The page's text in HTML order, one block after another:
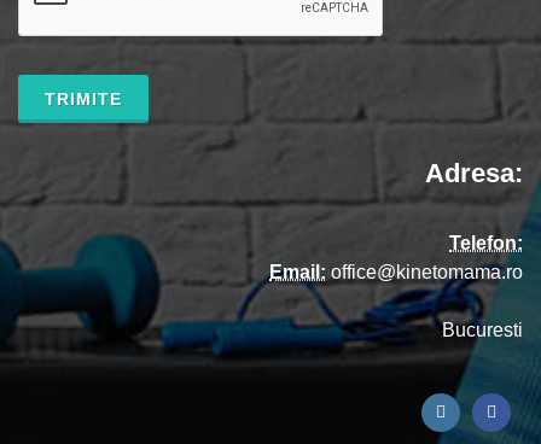
TRIMITE
Adresa:
Telefon:
Email: office@kinetomama.ro
Bucuresti